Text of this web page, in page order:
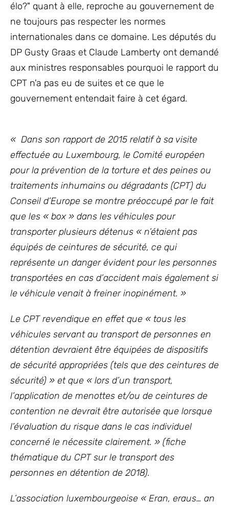
élo?" quant à elle, reproche au gouvernement de
ne toujours pas respecter les normes
internationales dans ce domaine. Les députés du
DP Gusty Graas et Claude Lamberty ont demandé
aux ministres responsables pourquoi le rapport du
CPT n'a pas eu de suites et ce que le
gouvernement entendait faire à cet égard.
« Dans son rapport de 2015 relatif à sa visite
effectuée au Luxembourg, le Comité européen
pour la prévention de la torture et des peines ou
traitements inhumains ou dégradants (CPT) du
Conseil d’Europe se montre préoccupé par le fait
que les « box » dans les véhicules pour
transporter plusieurs détenus « n’étaient pas
équipés de ceintures de sécurité, ce qui
représente un danger évident pour les personnes
transportées en cas d’accident mais également si
le véhicule venait à freiner inopinément. »
Le CPT revendique en effet que « tous les
véhicules servant au transport de personnes en
détention devraient être équipées de dispositifs
de sécurité appropriées (tels que des ceintures de
sécurité) » et que « lors d’un transport,
l’application de menottes et/ou de ceintures de
contention ne devrait être autorisée que lorsque
l’évaluation du risque dans le cas individuel
concerné le nécessite clairement. » (fiche
thématique du CPT sur le transport des
personnes en détention de 2018).
L’association luxembourgeoise « Eran, eraus… an